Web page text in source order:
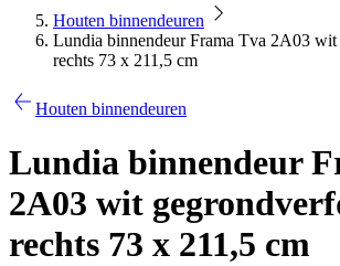
Houten binnendeuren
Lundia binnendeur Frama Tva 2A03
rechts 73 x 211,5 cm
Houten binnendeuren
Lundia binnendeur
2A03 wit
rechts 73 x 211,5 cm